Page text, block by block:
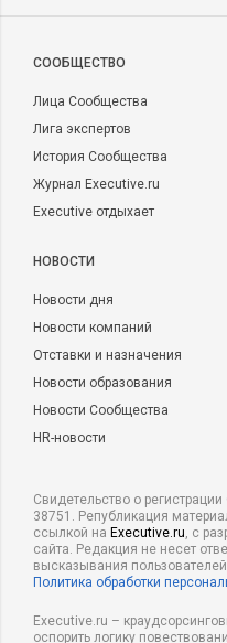
CООБЩЕСТВО
Лица Сообщества
Лига экспертов
История Сообщества
Журнал Executive.ru
Executive отдыхает
НОВОСТИ
Новости дня
Новости компаний
Отставки и назначения
Новости образования
Новости Сообщества
HR-новости
Свидетельство о
38751. Републикация
ссылкой на Executive.ru, с
сайта. Редакция не несет
высказывания
Политика обработки
Executive.ru –
оспорить логику